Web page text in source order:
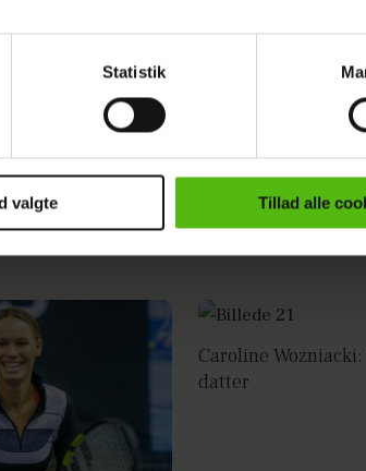
levere og finansiere relevant journalistisk
dit besøg på vores hjemmeside. Vi
Statistik
valgte Tillad alle
Caroline
datter